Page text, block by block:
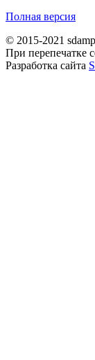
Полная версия
© 2015-2021
При перепечатке
Разработка сайта